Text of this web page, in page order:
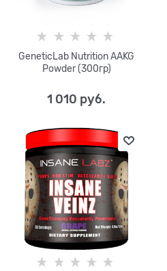
GeneticLab Nutrition AAKG
Powder (300гр)
1 010 руб.